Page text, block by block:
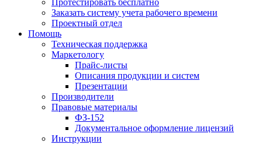
Заказать систему учета рабочего времени
Проектный отдел
Помощь
Техническая поддержка
Маркетологу
Прайс-листы
Описания продукции и систем
Презентации
Производители
Правовые материалы
ФЗ-152
Документальное оформление лицензий
Инструкции